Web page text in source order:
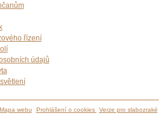
řízení
údajů
Mapa webu Prohlášení o cookies Verze pro slabozraké